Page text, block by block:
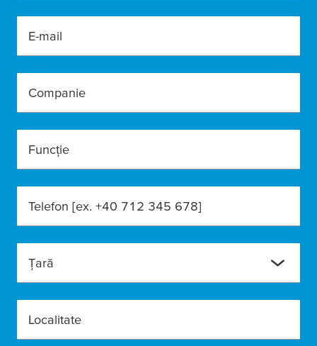
E-mail
Companie
Funcție
Telefon [ex. +40 712 345 678]
Ţară
Localitate